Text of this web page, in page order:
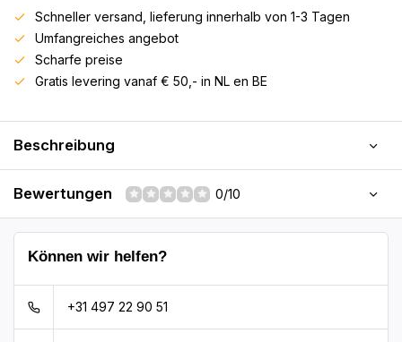
Schneller versand, lieferung innerhalb von 1-3 Tagen
Umfangreiches angebot
Scharfe preise
Gratis levering vanaf € 50,- in NL en BE
Beschreibung
Bewertungen 0/10
Können wir helfen?
+31 497 22 90 51